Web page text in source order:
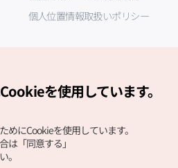
個人位置情報取扱いポリシー
を使用しています。
にCookieを使用しています。
は「同意する」
。